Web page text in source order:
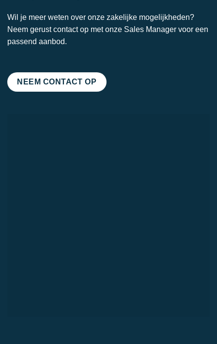
Wil je meer weten over onze zakelijke mogelijkheden?
Neem gerust contact op met onze Sales Manager voor een
passend aanbod.
NEEM CONTACT OP